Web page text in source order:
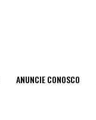
ANUNCIE CONOSCO